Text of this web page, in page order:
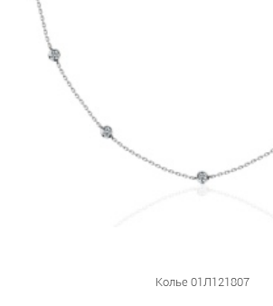
Колье 01Л121807